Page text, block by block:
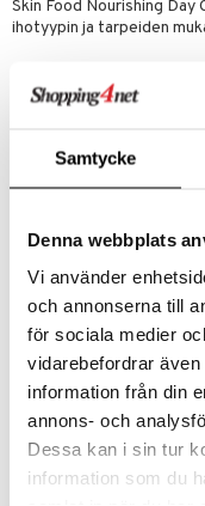
Samtycke
Denna webbplats
Vi använder
och annonserna till
för sociala medier
vidarebefordrar
information från din
annons- och
Dessa kan i sin tur
information som du
Skin Food Nourishing Day
ihotyypin ja tarpeiden
Drops -sarjaa – viisi
räätälöidä ihonhoitosi
Käyttö
Sekoita 2-3 tippaa
kosteutusta varten Säädä
Ainesosat
Vesi (Aqua), Glyseriini,
Pentyleeniglykoli,
Sporokarppi Uute, Aloe
Natriumhyaluronaatti,
Kaliumsorbaatti.
ainesosaluetteloa
tuotteen pakkauksessa